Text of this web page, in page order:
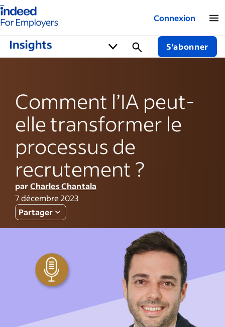
Indeed - Entreprises
Connexion
S'abonner
Comment l’IA peut-
elle transformer le
processus de
recrutement ?
parCharles Chantala
7 décembre 2023
Partager